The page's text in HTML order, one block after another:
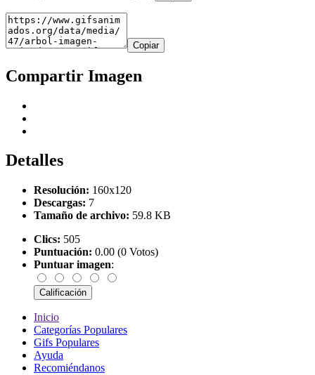
Copiar
Compartir Imagen
Detalles
Resolución: 160x120
Descargas: 7
Tamaño de archivo: 59.8 KB
Clics: 505
Puntuación: 0.00 (0 Votos)
Puntuar imagen:
Inicio
Categorías Populares
Gifs Populares
Ayuda
Recomiéndanos